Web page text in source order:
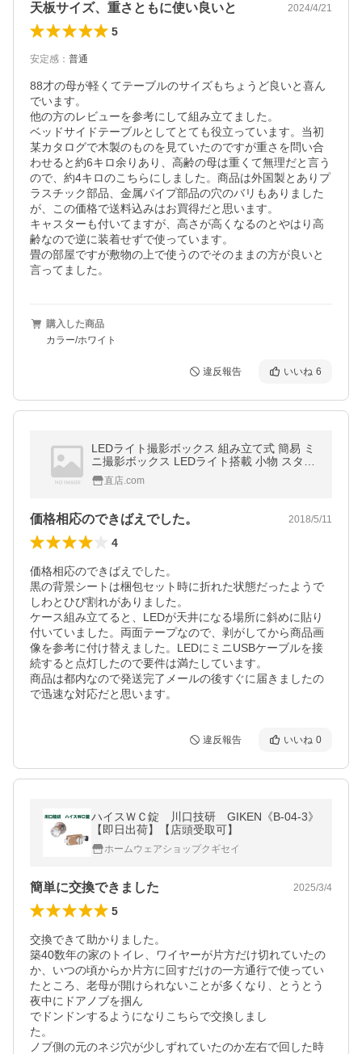
天板サイズ、重さともに使い良いと 2024/4/21
5
安定感 ： 普通
88才の母が軽くてテーブルのサイズもちょうど良いと喜ん
でいます。
他の方のレビューを参考にして組み立てました。
ベッドサイドテーブルとしてとても役立っています。当初
某カタログで木製のものを見ていたのですが重さを問い合
わせると約6キロ余りあり、高齢の母は重くて無理だと言う
ので、約4キロのこちらにしました。商品は外国製とありプ
ラスチック部品、金属パイプ部品の穴のバリもありました
が、この価格で送料込みはお買得だと思います。
キャスターも付いてますが、高さが高くなるのとやはり高
齢なので逆に装着せずで使っています。
畳の部屋ですが敷物の上で使うのでそのままの方が良いと
言ってました。
購入した商品
カラー/ホワイト
違反報告 いいね 6
LEDライト撮影ボックス 組み立て式 簡易 ミ
ニ撮影ボックス LEDライト搭載 小物 スタジ
オ 撮影キット 折りたたみ
直店.com
価格相応のできばえでした。 2018/5/11
4
価格相応のできばえでした。
黒の背景シートは梱包セット時に折れた状態だったようで
しわとひび割れがありました。
ケース組み立てると、LEDが天井になる場所に斜めに貼り
付いていました。両面テープなので、剥がしてから商品画
像を参考に付け替えました。LEDにミニUSBケーブルを接
続すると点灯したので要件は満たしています。
商品は都内なので発送完了メールの後すぐに届きましたの
で迅速な対応だと思います。
違反報告 いいね 0
ハイスＷＣ錠 川口技研 GIKEN《B-04-3》
【即日出荷】【店頭受取可】
ホームウェアショップクギセイ
簡単に交換できました 2025/3/4
5
交換できて助かりました。
築40数年の家のトイレ、ワイヤーが片方だけ切れていたの
か、いつの頃からか片方に回すだけの一方通行で使ってい
たところ、老母が開けられないことが多くなり、とうとう
夜中にドアノブを掴ん
でドンドンするようになりこちらで交換しまし
た。
ノブ側の元のネジ穴が少しずれていたのか左右で回した時